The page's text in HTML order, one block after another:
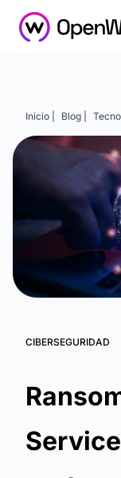
Inicio | Blog |
CIBERSEGURIDAD